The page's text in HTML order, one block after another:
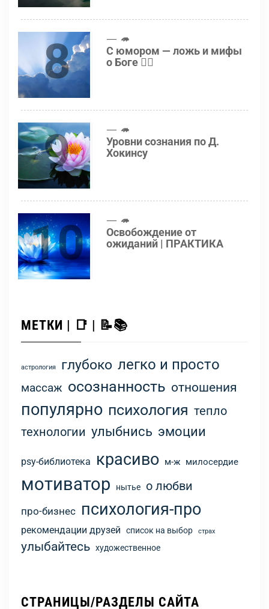
8 🦔
С юмором — ложь и мифы
о Боге 👍🏻
9 🦔
Уровни сознания по Д.
Хокинсу
10 🦔
Освобождение от
ожиданий | ПРАКТИКА
МЕТКИ | 📑 | 📝📚
астрология глубоко легко и просто
массаж осознанность отношения
популярно психология тепло
технологии улыбнись эмоции
psy-библиотека красиво м-ж милосердие
мотиватор нытье о любви
про-бизнес психология-про
рекомендации друзей список на выбор страх
улыбайтесь художественное
СТРАНИЦЫ/РАЗДЕЛЫ САЙТА